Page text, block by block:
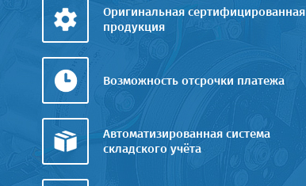
Оригинальная сертифицированная
продукция
Возможность отсрочки платежа
Автоматизированная система
складского учёта